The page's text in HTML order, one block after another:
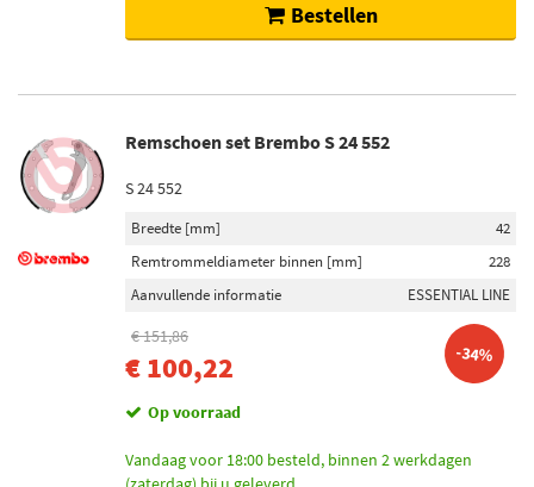
Bestellen
Remschoen set Brembo S 24 552
S 24 552
Breedte [mm]
42
Remtrommeldiameter binnen [mm]
228
Aanvullende informatie
ESSENTIAL LINE
€ 151,86
€ 100,22 -34%
Op voorraad
Vandaag voor 18:00 besteld, binnen 2 werkdagen